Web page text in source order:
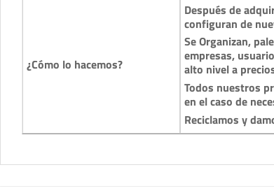
¿Cómo lo hacemos?
Después de
configuran de
Se Organizan,
empresas,
alto nivel a
Todos nuestros
en el caso de
Reciclamos y